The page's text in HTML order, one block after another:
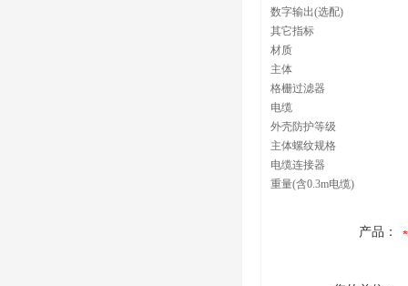
数字输出(选配)
其它指标
材质
主体
格栅过滤器
电缆
外壳防护等级
主体螺纹规格
电缆连接器
重量(含0.3m电缆)
产品：